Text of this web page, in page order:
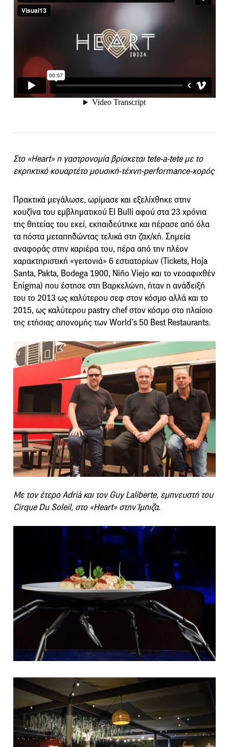
Στο «Heart» η γαστρονομία βρίσκεται tete-a-tete με το
εκρηκτικό κουαρτέτο μουσική-τέχνη-performance-χορός
Πρακτικά μεγάλωσε, ωρίμασε και εξελίχθηκε στην
κουζίνα του εμβληματικού El Bulli αφού στα 23 χρόνια
της θητείας του εκεί, εκπαιδεύτηκε και πέρασε από όλα
τα πόστα μεταπηδώντας τελικά στη ζαχ/κή. Σημεία
αναφοράς στην καριέρα του, πέρα από την πλέον
χαρακτηριστική «γειτονιά» 6 εστιατορίων (Tickets, Hoja
Santa, Pakta, Bodega 1900, Niño Viejo και το νεοαφιχθέν
Enigma) που έστησε στη Βαρκελώνη, ήταν η ανάδειξή
του το 2013 ως καλύτερου σεφ στον κόσμο αλλά και το
2015, ως καλύτερου pastry chef στον κόσμο στο πλαίσιο
της ετήσιας απονομής των World’s 50 Best Restaurants.
Με τον έτερο Adrià και τον Guy Laliberte, εμπνευστή του
Cirque Du Soleil, στο «Heart» στην Ίμπιζα.